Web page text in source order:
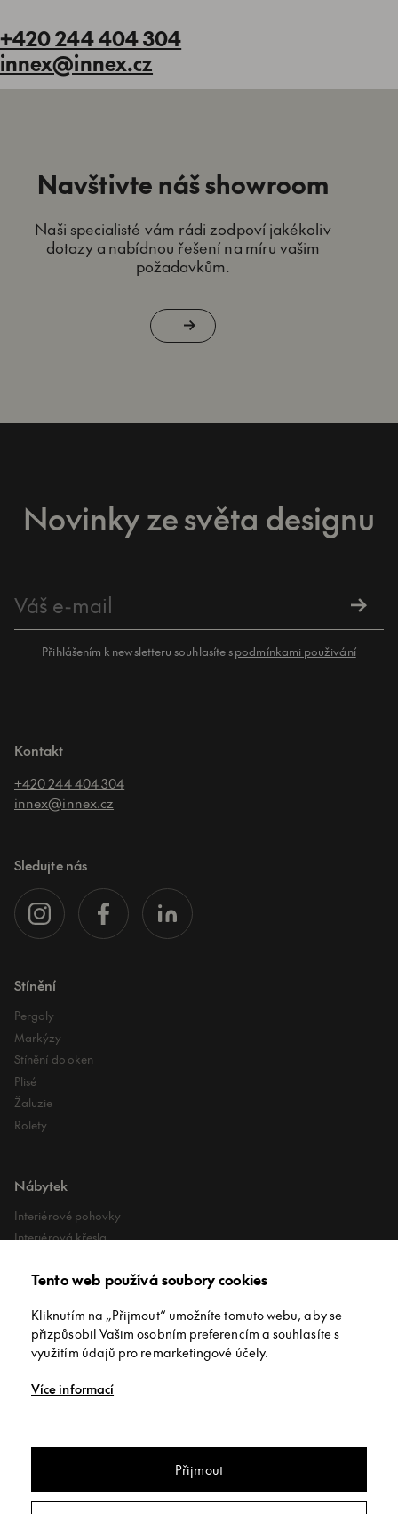
Jídelní stůl jídelní stůl Sovet
Grandeod
+420 244 404 304
innex@innex.cz
Navštivte náš showroom
Naši specialisté vám rádi zodpoví jakékoliv
dotazy a nabídnou řešení na míru vašim
požadavkům.
Novinky ze světa designu
Přihlášením k newsletteru souhlasíte spodmínkami použivání
Kontakt
+420 244 404 304
innex@innex.cz
Sledujte nás
Stínění
Pergoly
Markýzy
Stínění do oken
Plisé
Žaluzie
Rolety
Nábytek
Interiérové pohovky
Interiérová křesla
Lehátka
Exteriérové pufy
O společnosti
Copyright © INNEX All rights reserved/Privacy policy/Obchodní
Tento web používá soubory cookies
Kliknutím na „Přijmout“ umožníte tomuto webu, aby se
přizpůsobil Vašim osobním preferencím a souhlasíte s
využitím údajů pro remarketingové účely.
Více informací
Přijmout